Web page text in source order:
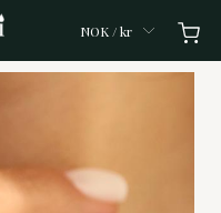
NOK / kr